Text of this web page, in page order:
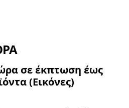
σε έκπτωση έως
(Εικόνες)